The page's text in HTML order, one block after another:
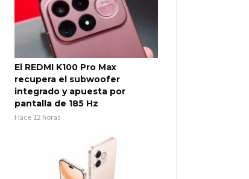
El REDMI K100 Pro Max
recupera el subwoofer
integrado y apuesta por
pantalla de 185 Hz
Hace 12 horas